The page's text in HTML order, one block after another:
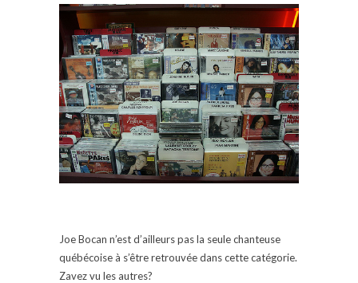
Joe Bocan n’est d’ailleurs pas la seule chanteuse
québécoise à s’être retrouvée dans cette catégorie.
Zavez vu les autres?